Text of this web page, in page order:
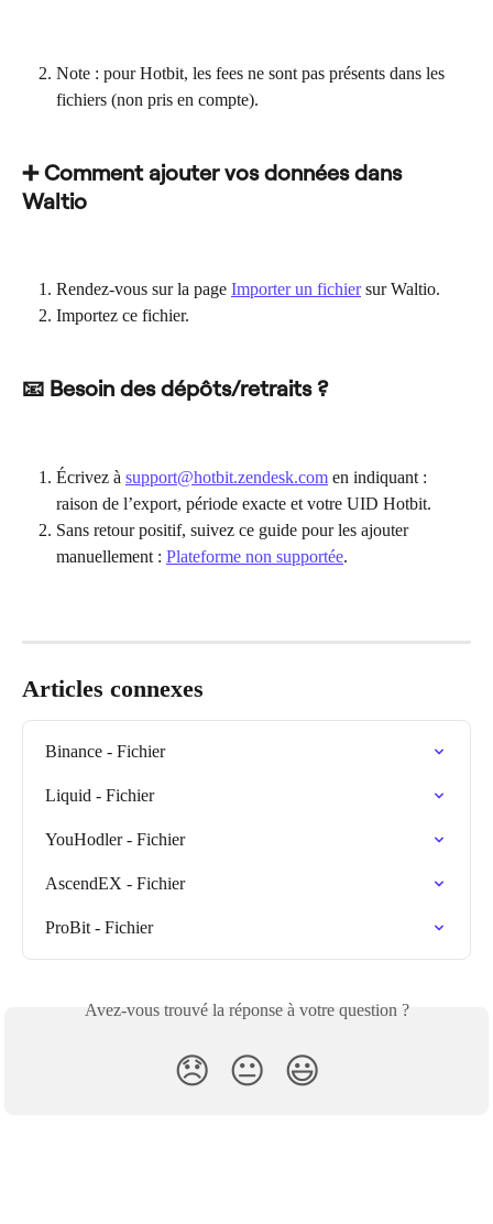
Note : pour Hotbit, les fees ne sont pas présents dans les
fichiers (non pris en compte).
➕ Comment ajouter vos données dans
Waltio
Rendez-vous sur la page Importer un fichier sur Waltio.
Importez ce fichier.
📧 Besoin des dépôts/retraits ?
Écrivez à support@hotbit.zendesk.com en indiquant :
raison de l’export, période exacte et votre UID Hotbit.
Sans retour positif, suivez ce guide pour les ajouter
manuellement : Plateforme non supportée.
Articles connexes
Binance - Fichier
Liquid - Fichier
YouHodler - Fichier
AscendEX - Fichier
ProBit - Fichier
Avez-vous trouvé la réponse à votre question ?
😞 😐 😃